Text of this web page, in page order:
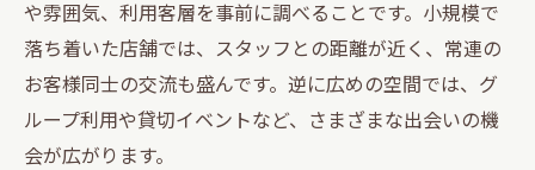
や雰囲気、利用客層を事前に調べることです。小規模で
落ち着いた店舗では、スタッフとの距離が近く、常連の
お客様同士の交流も盛んです。逆に広めの空間では、グ
ループ利用や貸切イベントなど、さまざまな出会いの機
会が広がります。